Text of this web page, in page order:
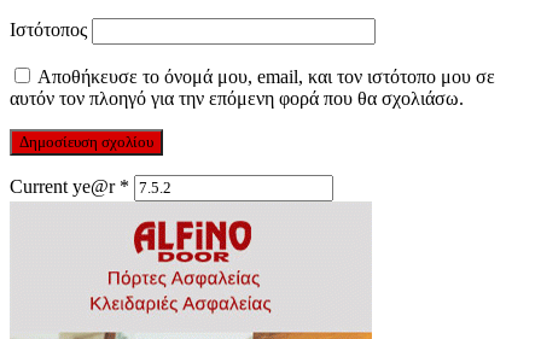
Ιστότοπος
Αποθήκευσε το όνομά μου, email, και τον ιστότοπο μου σε
αυτόν τον πλοηγό για την επόμενη φορά που θα σχολιάσω.
Current ye@r *